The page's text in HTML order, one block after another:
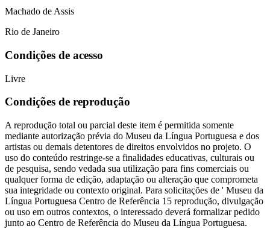
Machado de Assis
Rio de Janeiro
Condições de acesso
Livre
Condições de reprodução
A reprodução total ou parcial deste item é permitida somente
mediante autorização prévia do Museu da Língua Portuguesa e dos
artistas ou demais detentores de direitos envolvidos no projeto. O
uso do conteúdo restringe-se a finalidades educativas, culturais ou
de pesquisa, sendo vedada sua utilização para fins comerciais ou
qualquer forma de edição, adaptação ou alteração que comprometa
sua integridade ou contexto original. Para solicitações de ' Museu da
Língua Portuguesa Centro de Referência 15 reprodução, divulgação
ou uso em outros contextos, o interessado deverá formalizar pedido
junto ao Centro de Referência do Museu da Língua Portuguesa.